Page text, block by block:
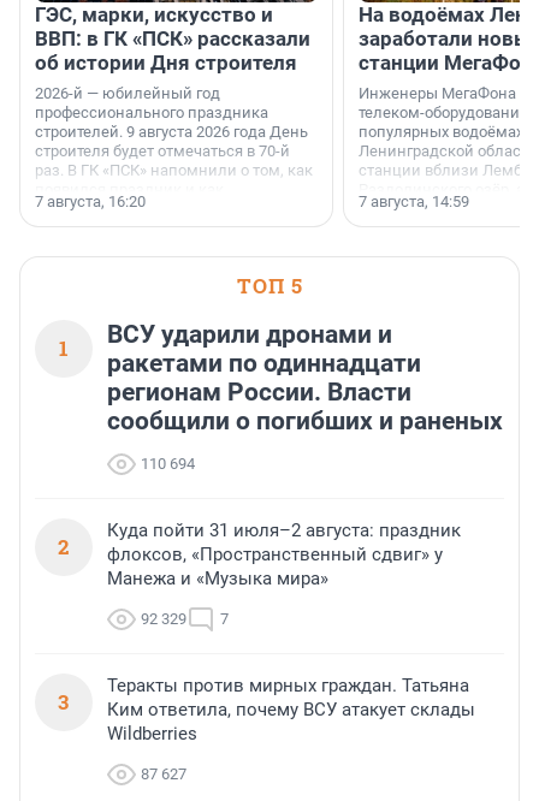
ГЭС, марки, искусство и
ВВП: в ГК «ПСК» рассказали
об истории Дня строителя
2026-й — юбилейный год
профессионального праздника
строителей. 9 августа 2026 года День
строителя будет отмечаться в 70-й
раз. В ГК «ПСК» напомнили о том, как
поменялась роль строительства.
7 августа, 16:20
На водоёмах
заработали
станции
Инженеры МегаФона
телеком-оборудование
популярных водоёмах
Ленинградской
станции вблизи
недалеко от Большого
водопада.
7 августа, 14:59
ТОП 5
1
ВСУ ударили дронами и
ракетами по одиннадцати
регионам России. Власти
сообщили о погибших и раненых
110 694
2
Куда пойти 31 июля–2 августа: праздник
флоксов, «Пространственный сдвиг» у
Манежа и «Музыка мира»
92 329 7
3
Теракты против мирных граждан. Татьяна
Ким ответила, почему ВСУ атакует склады
Wildberries
87 627